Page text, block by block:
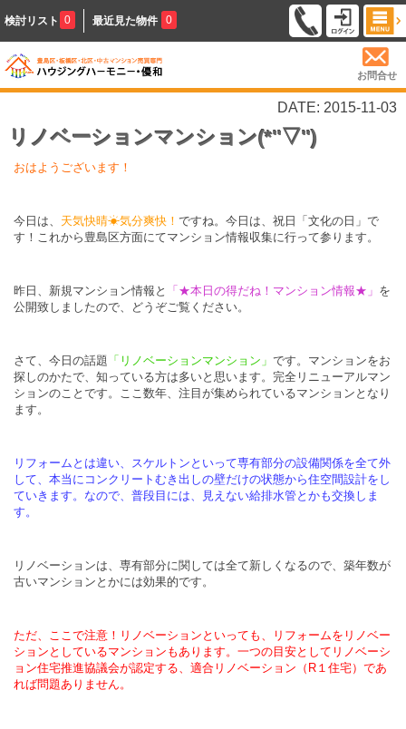
検討リスト 0 最近見た物件 0
お問合せ
DATE: 2015-11-03
リノベーションマンション(*''▽'')
おはようございます！
今日は、 天気快晴☀気分爽快！ ですね。今日は、祝日「文化の日」で
す！これから豊島区方面にてマンション情報収集に行って参ります。
昨日、新規マンション情報と 「★本日の得だね！マンション情報★」 を
公開致しましたので、どうぞご覧ください。
さて、今日の話題 「リノベーションマンション」 です。マンションをお
探しのかたで、知っている方は多いと思います。完全リニューアルマン
ションのことです。ここ数年、注目が集められているマンションとなり
ます。
リフォームとは違い、スケルトンといって専有部分の設備関係を全て外
して、本当にコンクリートむき出しの壁だけの状態から住空間設計をし
ていきます。なので、普段目には、見えない給排水管とかも交換しま
す。
リノベーションは、専有部分に関しては全て新しくなるので、築年数が
古いマンションとかには効果的です。
ただ、ここで注意！リノベーションといっても、リフォームをリノベー
ションとしているマンションもあります。一つの目安としてリノベーシ
ョン住宅推進協議会が認定する、適合リノベーション（R１住宅）であ
れば問題ありません。